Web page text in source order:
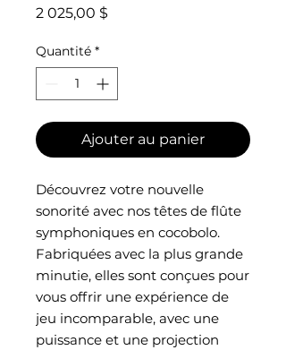
2 025,00 $
Quantité *
Ajouter au panier
Découvrez votre nouvelle
sonorité avec nos têtes de flûte
symphoniques en cocobolo.
Fabriquées avec la plus grande
minutie, elles sont conçues pour
vous offrir une expérience de
jeu incomparable, avec une
puissance et une projection